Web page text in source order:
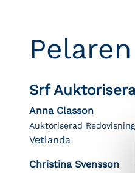
Srf
Anna Classon
Auktoriserad
Vetlanda
Christina Svensson